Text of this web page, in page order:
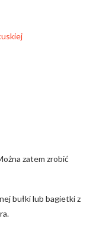
zatem zrobić
bułki lub bagietki z